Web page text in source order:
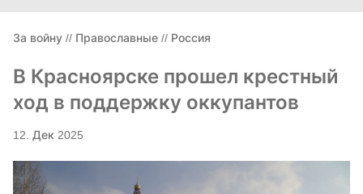
За войну // Православные // Россия
В Красноярске прошел крестный
ход в поддержку оккупантов
12. Дек 2025